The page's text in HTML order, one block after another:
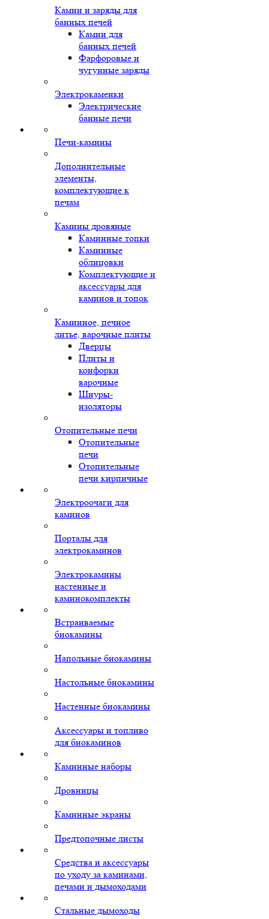
Камни и заряды для
банных печей
Камни для
банных печей
Фарфоровые и
чугунные заряды
Электрокаменки
Электрические
банные печи
Печи-камины
Дополнительные
элементы,
комплектующие к
печам
Камины дровяные
Каминные топки
Каминные
облицовки
Комплектующие и
аксессуары для
каминов и топок
Каминное, печное
литье, варочные плиты
Дверцы
Плиты и
конфорки
варочные
Шнуры-
изоляторы
Отопительные печи
Отопительные
печи
Отопительные
печи кирпичные
Электроочаги для
каминов
Порталы для
электрокаминов
Электрокамины
настенные и
каминокомплекты
Встраиваемые
биокамины
Напольные биокамины
Настольные биокамины
Настенные биокамины
Аксессуары и топливо
для биокаминов
Каминные наборы
Дровницы
Каминные экраны
Предтопочные листы
Средства и аксессуары
по уходу за каминами,
печами и дымоходами
Стальные дымоходы